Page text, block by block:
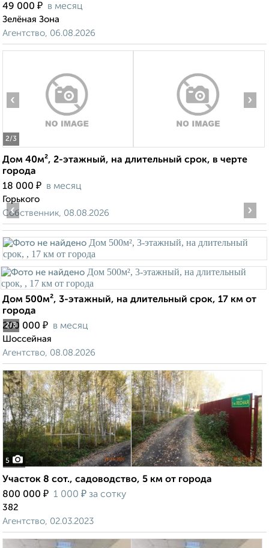
49 000 ₽ в месяц
Зелёная Зона
Агентство, 06.08.2026
2/3
‹ ›
Дом 40м², 2-этажный, на длительный срок, в черте
города
18 000 ₽ в месяц
Горького
Собственник, 08.08.2026
2/3
‹ ›
Дом 500м², 3-этажный, на длительный срок, 17 км от
города
200 000 ₽ в месяц
Шоссейная
Агентство, 08.08.2026
5
Участок 8 сот., садоводство, 5 км от города
800 000 ₽ 1 000 ₽ за сотку
382
Агентство, 02.03.2023